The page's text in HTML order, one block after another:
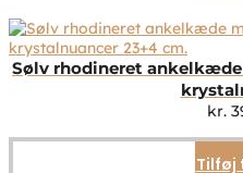
Sølv rhodineret
kr.
Tilføj